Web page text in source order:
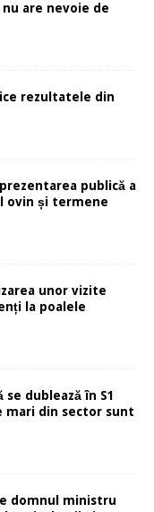
are nevoie de
rezultatele din
publică a
ovin și termene
unor vizite
la poalele
dublează în S1
mari din sector sunt
domnul ministru